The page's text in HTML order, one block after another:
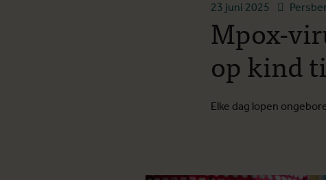
23 juni 2025
Mpox-
op kind
Elke dag lopen